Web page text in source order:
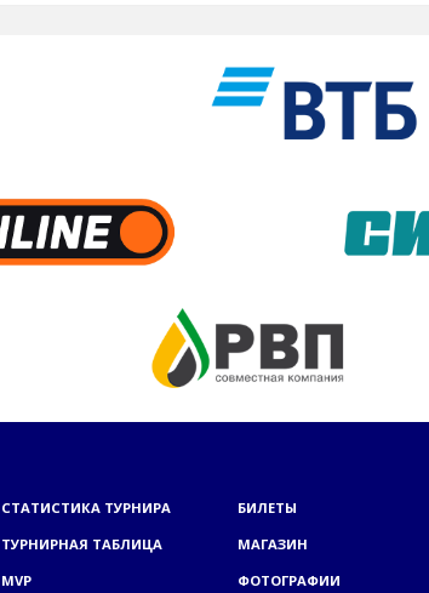
СТАТИСТИКА ТУРНИРА
ТУРНИРНАЯ ТАБЛИЦА
MVP
БИЛЕТЫ
МАГАЗИН
ФОТОГРАФИИ